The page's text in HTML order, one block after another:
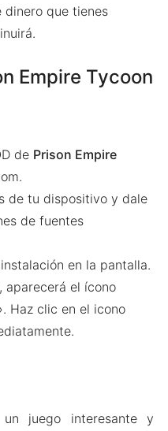
dinero que tienes
Empire Tycoon
de Prison Empire
de tu dispositivo y dale
de fuentes
en la pantalla.
aparecerá el ícono
Haz clic en el icono
juego interesante y